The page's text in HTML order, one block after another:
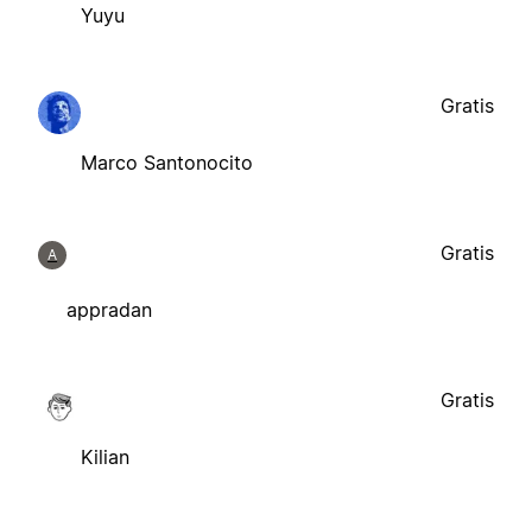
Yuyu
Marco Santonocito
Gratis
A
appradan
Gratis
Kilian
Gratis